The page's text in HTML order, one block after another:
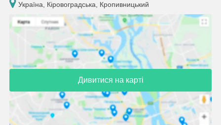
Україна, Кіровоградська, Кропивницький
Дивитися на карті